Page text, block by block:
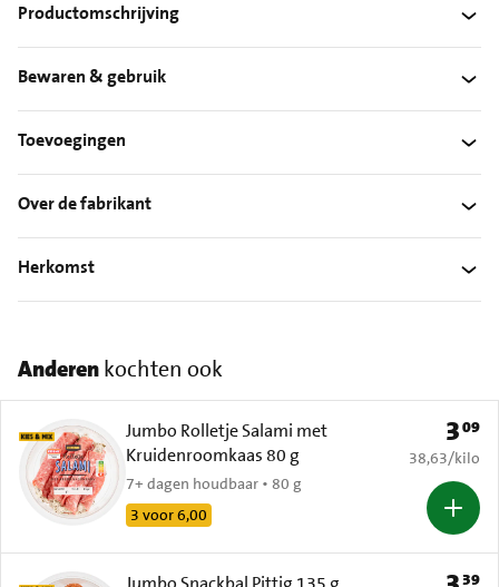
Productomschrijving
Bewaren & gebruik
Toevoegingen
Over de fabrikant
Herkomst
Anderenkochten ook
Jumbo Rolletje Salami met
Kruidenroomkaas 80 g
7+ dagen houdbaar • 80 g
3 voor 6,00
Prijs:
309
€ 38,63 per
38,63/kilo
Prijs:
39